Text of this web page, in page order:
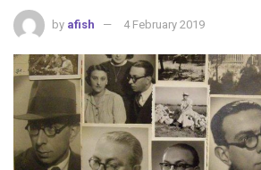
by afish 4 February 2019